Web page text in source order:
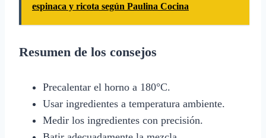
espinaca y ricota según Paulina Cocina
Resumen de los consejos
Precalentar el horno a 180°C.
Usar ingredientes a temperatura ambiente.
Medir los ingredientes con precisión.